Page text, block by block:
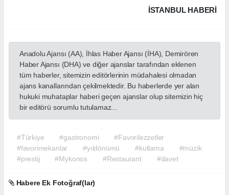
İSTANBUL HABERİ
Anadolu Ajansı (AA), İhlas Haber Ajansı (İHA), Demirören
Haber Ajansı (DHA) ve diğer ajanslar tarafından eklenen
tüm haberler, sitemizin editörlerinin müdahalesi olmadan
ajans kanallarından çekilmektedir. Bu haberlerde yer alan
hukuki muhataplar haberi geçen ajanslar olup sitemizin hiç
bir editörü sorumlu tutulamaz...
#Türkiye #gastronomi
#Favorilezzetler
#favorimekanlar
#yıldönümü #kutlama
#müzik
#prestij
#Mykonos #Restaurant #davet
Habere Ek Fotoğraf(lar)